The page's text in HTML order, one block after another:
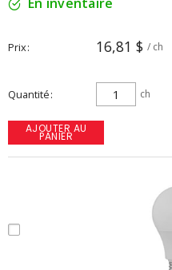
Prix 16,81 $ / ch
Quantité ch
AJOUTER AU
PANIER